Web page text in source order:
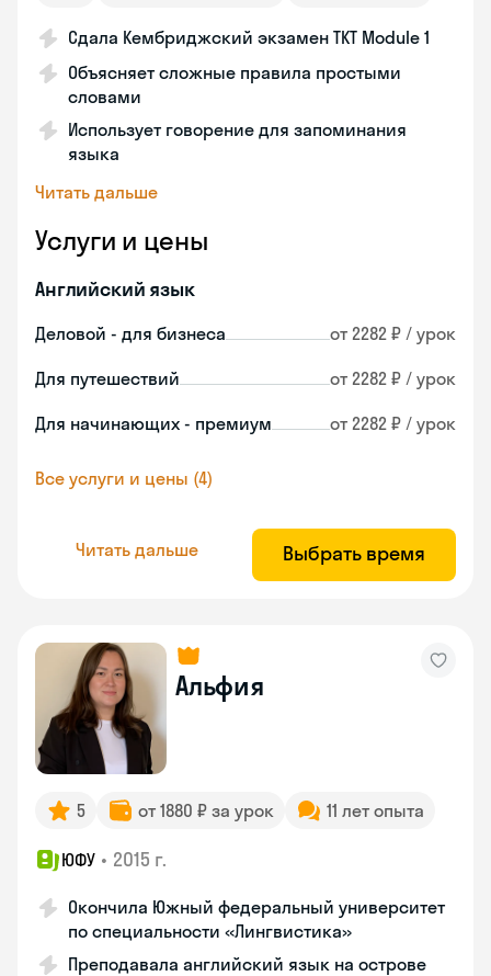
Сдала Кембриджский экзамен TKT Module 1
Объясняет сложные правила простыми
словами
Использует говорение для запоминания
языка
Читать дальше
Услуги и цены
Английский язык
Деловой - для бизнеса от 2282 ₽ / урок
Для путешествий от 2282 ₽ / урок
Для начинающих - премиум от 2282 ₽ / урок
Все услуги и цены (4)
Читать дальше Выбрать время
Альфия
5 от 1880 ₽ за урок 11 лет опыта
ЮФУ • 2015 г.
Окончила Южный федеральный университет
по специальности «Лингвистика»
Преподавала английский язык на острове